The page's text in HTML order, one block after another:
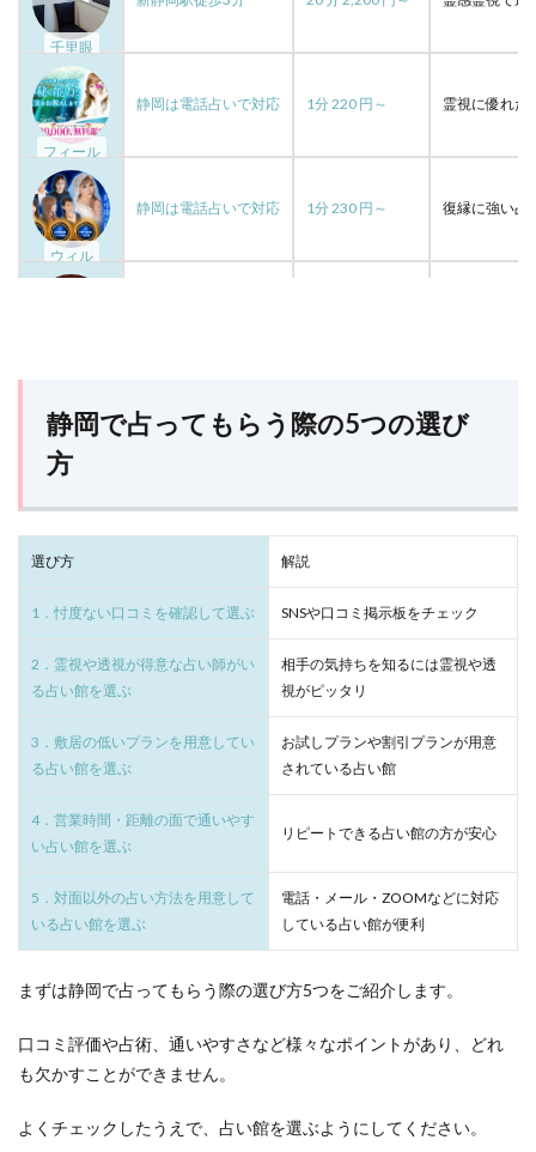
千里眼
フィール
静岡は電話占いで対応 1分 220 円～ 霊視に優れた
ウィル
静岡は電話占いで対応 1分 230 円～ 復縁に強い占
未来占術堂
吉原本町駅徒歩20分 60分 8,000 円～ 仕事の悩みに
言の葉の館
ローズパッション
静岡駅バス32分 30分 4,500 円～ 勇気がもらえ
La mano
静岡駅徒歩3分 10分 2,200 円～ 全国21店舗展
BamBuu
大場駅徒歩19分 30分 4,290 円～
静岡で占ってもらう際の5つの選び
方
選び方 解説
1．忖度ない口コミを確認して選ぶ SNSや口コミ掲示板をチェック
2．霊視や透視が得意な占い師がい
る占い館を選ぶ
相手の気持ちを知るには霊視や透
視がピッタリ
3．敷居の低いプランを用意してい
る占い館を選ぶ
お試しプランや割引プランが用意
されている占い館
4．営業時間・距離の面で通いやす
い占い館を選ぶ
リピートできる占い館の方が安心
5．対面以外の占い方法を用意して
いる占い館を選ぶ
電話・メール・ZOOMなどに対応
している占い館が便利
まずは静岡で占ってもらう際の選び方5つをご紹介します。
口コミ評価や占術、通いやすさなど様々なポイントがあり、どれ
も欠かすことができません。
よくチェックしたうえで、占い館を選ぶようにしてください。